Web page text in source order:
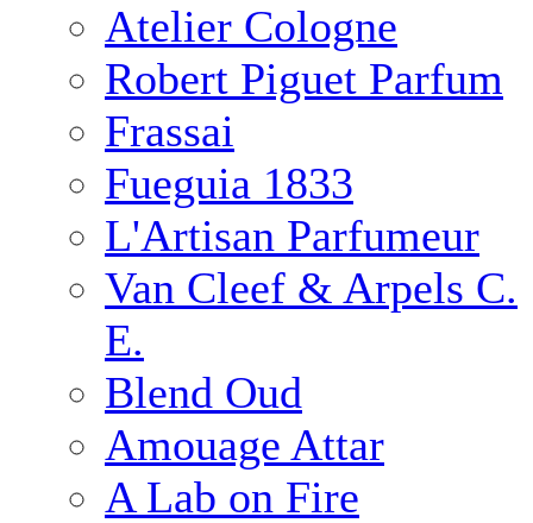
Atelier Cologne
Robert Piguet Parfum
Frassai
Fueguia 1833
L'Artisan Parfumeur
Van Cleef & Arpels C.
E.
Blend Oud
Amouage Attar
A Lab on Fire